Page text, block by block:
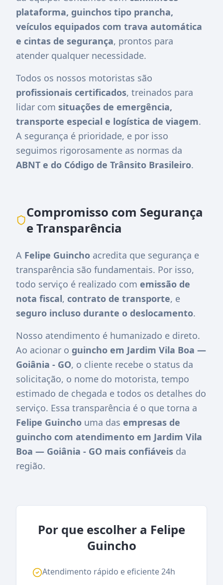
plataforma, guinchos tipo prancha,
veículos equipados com trava automática
e cintas de segurança, prontos para
atender qualquer necessidade.
Todos os nossos motoristas são
profissionais certificados, treinados para
lidar com situações de emergência,
transporte especial e logística de viagem.
A segurança é prioridade, e por isso
seguimos rigorosamente as normas da
ABNT e do Código de Trânsito Brasileiro.
Compromisso com Segurança
e Transparência
A Felipe Guincho acredita que segurança e
transparência são fundamentais. Por isso,
todo serviço é realizado com emissão de
nota fiscal, contrato de transporte, e
seguro incluso durante o deslocamento.
Nosso atendimento é humanizado e direto.
Ao acionar o guincho em Jardim Vila Boa —
Goiânia - GO, o cliente recebe o status da
solicitação, o nome do motorista, tempo
estimado de chegada e todos os detalhes do
serviço. Essa transparência é o que torna a
Felipe Guincho uma das empresas de
guincho com atendimento em Jardim Vila
Boa — Goiânia - GO mais confiáveis da
região.
Por que escolher a Felipe
Guincho
Atendimento rápido e eficiente 24h